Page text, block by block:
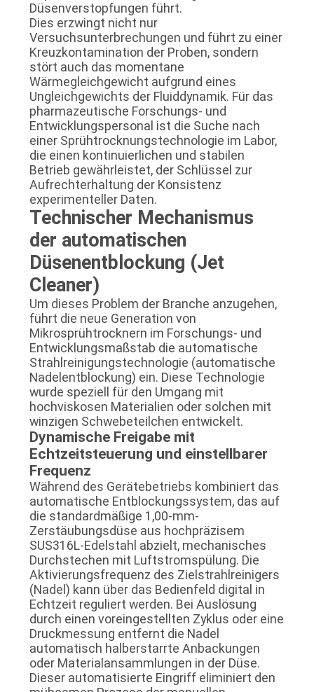
Düsenverstopfungen führt.
Dies erzwingt nicht nur
Versuchsunterbrechungen und führt zu einer
Kreuzkontamination der Proben, sondern
stört auch das momentane
Wärmegleichgewicht aufgrund eines
Ungleichgewichts der Fluiddynamik. Für das
pharmazeutische Forschungs- und
Entwicklungspersonal ist die Suche nach
einer Sprühtrocknungstechnologie im Labor,
die einen kontinuierlichen und stabilen
Betrieb gewährleistet, der Schlüssel zur
Aufrechterhaltung der Konsistenz
experimenteller Daten.
Technischer Mechanismus
der automatischen
Düsenentblockung (Jet
Cleaner)
Um dieses Problem der Branche anzugehen,
führt die neue Generation von
Mikrosprühtrocknern im Forschungs- und
Entwicklungsmaßstab die automatische
Strahlreinigungstechnologie (automatische
Nadelentblockung) ein. Diese Technologie
wurde speziell für den Umgang mit
hochviskosen Materialien oder solchen mit
winzigen Schwebeteilchen entwickelt.
Dynamische Freigabe mit
Echtzeitsteuerung und einstellbarer
Frequenz
Während des Gerätebetriebs kombiniert das
automatische Entblockungssystem, das auf
die standardmäßige 1,00-mm-
Zerstäubungsdüse aus hochpräzisem
SUS316L-Edelstahl abzielt, mechanisches
Durchstechen mit Luftstromspülung. Die
Aktivierungsfrequenz des Zielstrahlreinigers
(Nadel) kann über das Bedienfeld digital in
Echtzeit reguliert werden. Bei Auslösung
durch einen voreingestellten Zyklus oder eine
Druckmessung entfernt die Nadel
automatisch halberstarrte Anbackungen
oder Materialansammlungen in der Düse.
Dieser automatisierte Eingriff eliminiert den